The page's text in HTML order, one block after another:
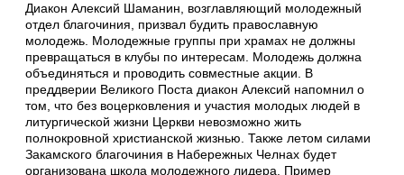
Диакон Алексий Шаманин, возглавляющий молодежный
отдел благочиния, призвал будить православную
молодежь. Молодежные группы при храмах не должны
превращаться в клубы по интересам. Молодежь должна
объединяться и проводить совместные акции. В
преддверии Великого Поста диакон Алексий напомнил о
том, что без воцерковления и участия молодых людей в
литургической жизни Церкви невозможно жить
полнокровной христианской жизнью. Также летом силами
Закамского благочиния в Набережных Челнах будет
организована школа молодежного лидера. Пример